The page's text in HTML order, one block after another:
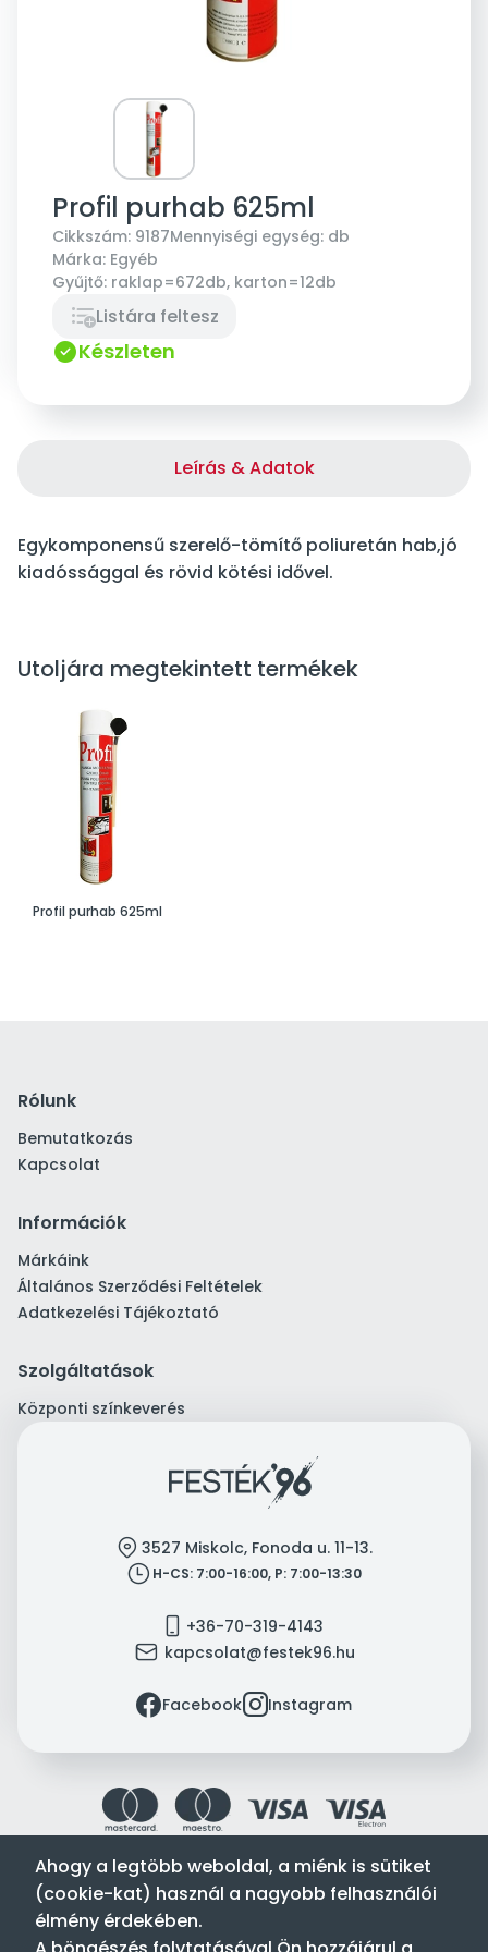
Profil purhab 625ml
Cikkszám: 9187Mennyiségi egység: db
Márka: Egyéb
Gyűjtő: raklap=672db, karton=12db
Listára feltesz
Készleten
Leírás & Adatok
Egykomponensű szerelő-tömítő poliuretán hab,jó
kiadóssággal és rövid kötési idővel.
Utoljára megtekintett termékek
Profil purhab 625ml
Rólunk
Bemutatkozás
Kapcsolat
Információk
Márkáink
Általános Szerződési Feltételek
Adatkezelési Tájékoztató
Szolgáltatások
Központi színkeverés
location 3527 Miskolc, Fonoda u. 11-13.
clock H-CS: 7:00-16:00, P: 7:00-13:30
mobile +36-70-319-4143
mail kapcsolat@festek96.hu
facebookFacebookinstagramInstagram
Festék’96 Kft. © 1996-2024. Minden jog fenntartva.
Tervezte és készítette:
Ahogy a legtöbb weboldal, a miénk is sütiket
(cookie-kat) használ a nagyobb felhasználói
élmény érdekében.